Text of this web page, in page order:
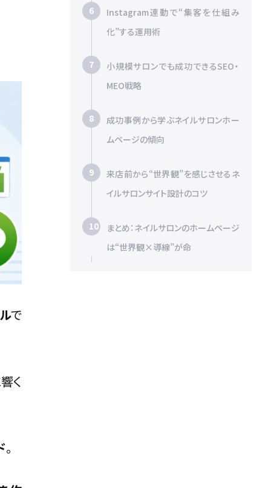
で
く
。
Instagram連動で“集客を仕組み
化”する運用術
小規模サロンでも成功できるSEO・
MEO戦略
成功事例から学ぶネイルサロンホー
ムページの傾向
来店前から“世界観”を感じさせるネ
イルサロンサイト設計のコツ
まとめ：ネイルサロンのホームページ
は“世界観×導線”が命